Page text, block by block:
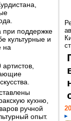
при поддержке
культурные и
на
кухню,
ручной
опыт.